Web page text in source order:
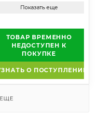
Показать еще
ТОВАР ВРЕМЕННО
НЕДОСТУПЕН К
ПОКУПКЕ
О ПОСТУПЛЕНИИ